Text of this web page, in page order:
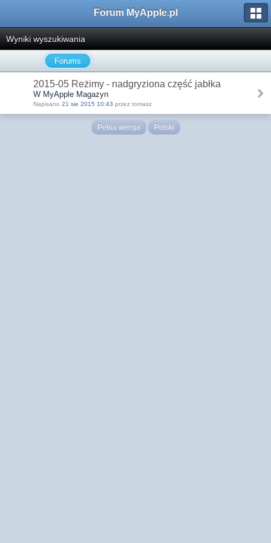
Forum MyApple.pl
Wyniki wyszukiwania
Forums
2015-05 Reżimy - nadgryziona część jabłka
W MyApple Magazyn
Napisano 21 sie 2015 10:43 przez tomasz
Pełna wersja Polski